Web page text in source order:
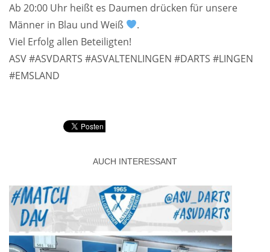
Ab 20:00 Uhr heißt es Daumen drücken für unsere
Männer in Blau und Weiß
.
Viel Erfolg allen Beteiligten!
ASV #ASVDARTS #ASVALTENLINGEN #DARTS #LINGEN
#EMSLAND
AUCH INTERESSANT